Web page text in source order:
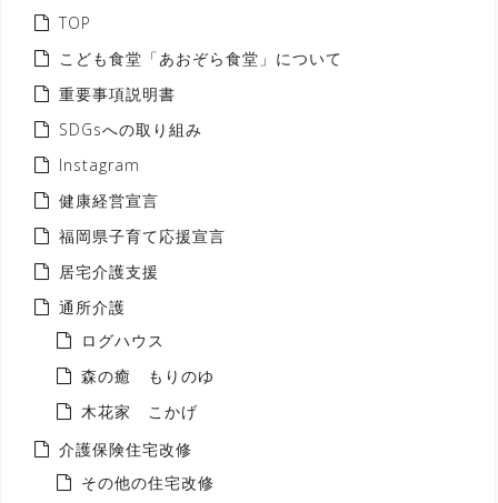
TOP
こども食堂「あおぞら食堂」について
重要事項説明書
SDGsへの取り組み
Instagram
健康経営宣言
福岡県子育て応援宣言
居宅介護支援
通所介護
ログハウス
森の癒 もりのゆ
木花家 こかげ
介護保険住宅改修
その他の住宅改修